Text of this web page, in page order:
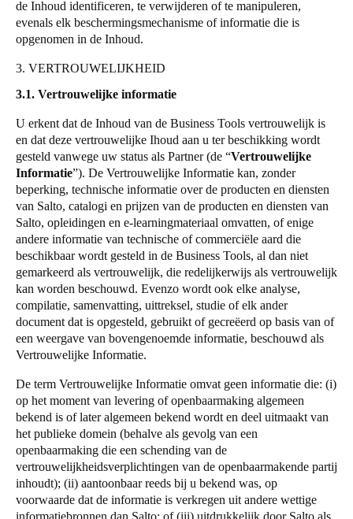
de Inhoud identificeren, te verwijderen of te manipuleren,
evenals elk beschermingsmechanisme of informatie die is
opgenomen in de Inhoud.
3. VERTROUWELIJKHEID
3.1. Vertrouwelijke informatie
U erkent dat de Inhoud van de Business Tools vertrouwelijk is
en dat deze vertrouwelijke Ihoud aan u ter beschikking wordt
gesteld vanwege uw status als Partner (de “Vertrouwelijke
Informatie”). De Vertrouwelijke Informatie kan, zonder
beperking, technische informatie over de producten en diensten
van Salto, catalogi en prijzen van de producten en diensten van
Salto, opleidingen en e-learningmateriaal omvatten, of enige
andere informatie van technische of commerciële aard die
beschikbaar wordt gesteld in de Business Tools, al dan niet
gemarkeerd als vertrouwelijk, die redelijkerwijs als vertrouwelijk
kan worden beschouwd. Evenzo wordt ook elke analyse,
compilatie, samenvatting, uittreksel, studie of elk ander
document dat is opgesteld, gebruikt of gecreëerd op basis van of
een weergave van bovengenoemde informatie, beschouwd als
Vertrouwelijke Informatie.
De term Vertrouwelijke Informatie omvat geen informatie die: (i)
op het moment van levering of openbaarmaking algemeen
bekend is of later algemeen bekend wordt en deel uitmaakt van
het publieke domein (behalve als gevolg van een
openbaarmaking die een schending van de
vertrouwelijkheidsverplichtingen van de openbaarmakende partij
inhoudt); (ii) aantoonbaar reeds bij u bekend was, op
voorwaarde dat de informatie is verkregen uit andere wettige
informatiebronnen dan Salto; of (iii) uitdrukkelijk door Salto als